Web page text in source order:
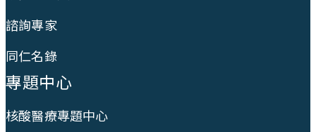
諮詢專家
同仁名錄
專題中心
核酸醫療專題中心